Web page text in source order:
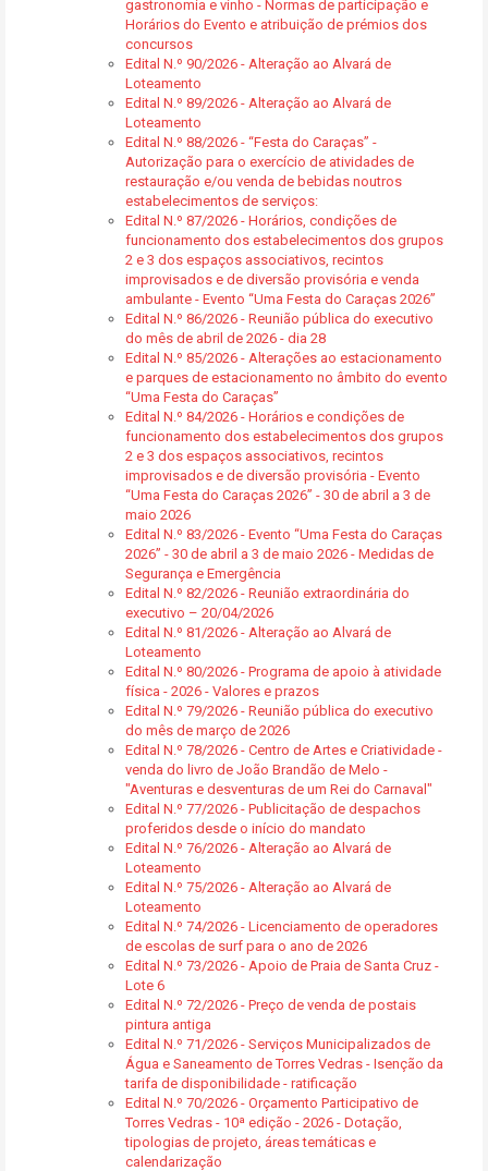
gastronomia e vinho - Normas de participação e
Horários do Evento e atribuição de prémios dos
concursos
Edital N.º 90/2026 - Alteração ao Alvará de
Loteamento
Edital N.º 89/2026 - Alteração ao Alvará de
Loteamento
Edital N.º 88/2026 - “Festa do Caraças” -
Autorização para o exercício de atividades de
restauração e/ou venda de bebidas noutros
estabelecimentos de serviços:
Edital N.º 87/2026 - Horários, condições de
funcionamento dos estabelecimentos dos grupos
2 e 3 dos espaços associativos, recintos
improvisados e de diversão provisória e venda
ambulante - Evento “Uma Festa do Caraças 2026”
Edital N.º 86/2026 - Reunião pública do executivo
do mês de abril de 2026 - dia 28
Edital N.º 85/2026 - Alterações ao estacionamento
e parques de estacionamento no âmbito do evento
“Uma Festa do Caraças”
Edital N.º 84/2026 - Horários e condições de
funcionamento dos estabelecimentos dos grupos
2 e 3 dos espaços associativos, recintos
improvisados e de diversão provisória - Evento
“Uma Festa do Caraças 2026” - 30 de abril a 3 de
maio 2026
Edital N.º 83/2026 - Evento “Uma Festa do Caraças
2026” - 30 de abril a 3 de maio 2026 - Medidas de
Segurança e Emergência
Edital N.º 82/2026 - Reunião extraordinária do
executivo – 20/04/2026
Edital N.º 81/2026 - Alteração ao Alvará de
Loteamento
Edital N.º 80/2026 - Programa de apoio à atividade
física - 2026 - Valores e prazos
Edital N.º 79/2026 - Reunião pública do executivo
do mês de março de 2026
Edital N.º 78/2026 - Centro de Artes e Criatividade -
venda do livro de João Brandão de Melo -
"Aventuras e desventuras de um Rei do Carnaval"
Edital N.º 77/2026 - Publicitação de despachos
proferidos desde o início do mandato
Edital N.º 76/2026 - Alteração ao Alvará de
Loteamento
Edital N.º 75/2026 - Alteração ao Alvará de
Loteamento
Edital N.º 74/2026 - Licenciamento de operadores
de escolas de surf para o ano de 2026
Edital N.º 73/2026 - Apoio de Praia de Santa Cruz -
Lote 6
Edital N.º 72/2026 - Preço de venda de postais
pintura antiga
Edital N.º 71/2026 - Serviços Municipalizados de
Água e Saneamento de Torres Vedras - Isenção da
tarifa de disponibilidade - ratificação
Edital N.º 70/2026 - Orçamento Participativo de
Torres Vedras - 10ª edição - 2026 - Dotação,
tipologias de projeto, áreas temáticas e
calendarização